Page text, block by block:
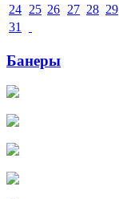
24 25 26 27 28 29
31
Банеры